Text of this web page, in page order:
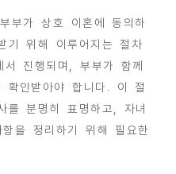
부가 상호 이혼에 동의하
기 위해 이루어지는 절차
서 진행되며, 부부가 함께
확인받아야 합니다. 이 절
를 분명히 표명하고, 자녀
을 정리하기 위해 필요한